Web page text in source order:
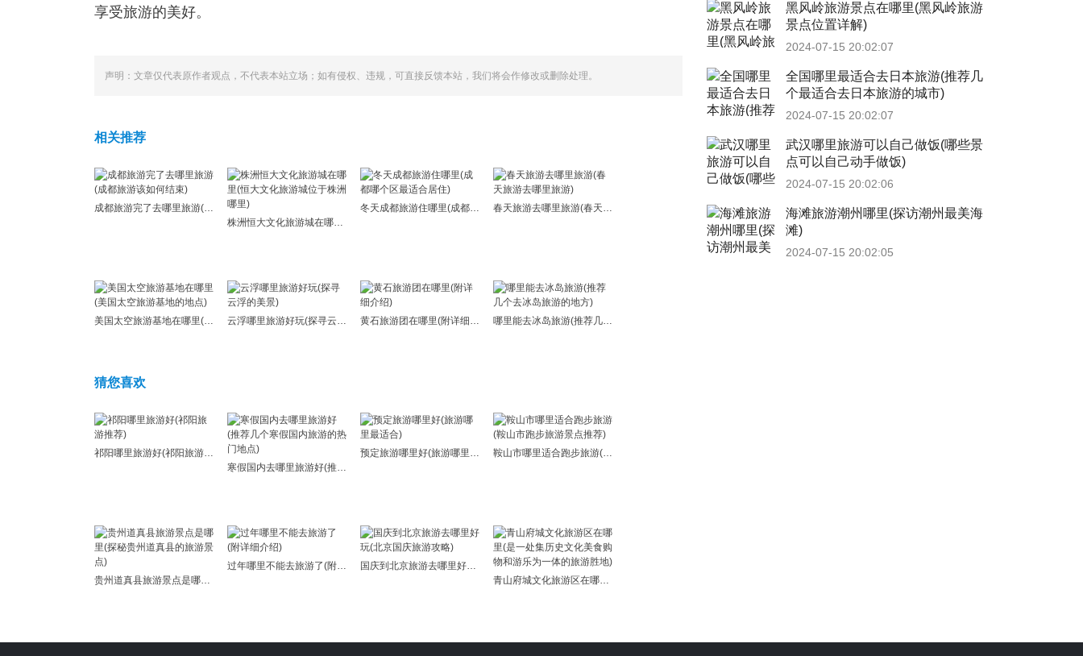
享受旅游的美好。
声明：文章仅代表原作者观点，不代表本站立场；如有侵权、违规，可直接反馈本站，我们将会作修改或删除处理。
相关推荐
成都旅游完了去哪里旅游(成都旅游该如何结束)
株洲恒大文化旅游城在哪里(恒大文化旅游城位于株洲哪里)
冬天成都旅游住哪里(成都哪个区最适合居住) 春天旅游去哪里旅游(春天旅游去哪里旅游)
美国太空旅游基地在哪里(美国太空旅游基地的地点) 云浮哪里旅游好玩(探寻云浮的美景) 黄石旅游团在哪里(附详细介绍) 哪里能去冰岛旅游(推荐几个去冰岛旅游的地方)
猜您喜欢
祁阳哪里旅游好(祁阳旅游推荐)
寒假国内去哪里旅游好(推荐几个寒假国内旅游的热门地点)
预定旅游哪里好(旅游哪里最适合) 鞍山市哪里适合跑步旅游(鞍山市跑步旅游景点推荐)
贵州道真县旅游景点是哪里(探秘贵州道真县的旅游景点)
过年哪里不能去旅游了(附详细介绍)
国庆到北京旅游去哪里好玩(北京国庆旅游攻略)
青山府城文化旅游区在哪里(是一处集历史文化美食购物和游乐为一体的旅游胜地)
黑风岭旅游景点在哪里(黑风岭旅游
景点位置详解)
2024-07-15 20:02:07
全国哪里最适合去日本旅游(推荐几
个最适合去日本旅游的城市)
2024-07-15 20:02:07
武汉哪里旅游可以自己做饭(哪些景
点可以自己动手做饭)
2024-07-15 20:02:06
海滩旅游潮州哪里(探访潮州最美海
滩)
2024-07-15 20:02:05